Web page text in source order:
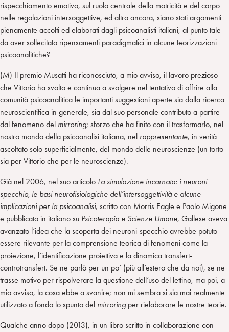
rispecchiamento emotivo, sul ruolo centrale della motricità e del corpo
nelle regolazioni intersoggettive, ed altro ancora, siano stati argomenti
pienamente accolti ed elaborati dagli psicoanalisti italiani, al punto tale
da aver sollecitato ripensamenti paradigmatici in alcune teorizzazioni
psicoanalitiche?
(M) Il premio Musatti ha riconosciuto, a mio avviso, il lavoro prezioso
che Vittorio ha svolto e continua a svolgere nel tentativo di offrire alla
comunità psicoanalitica le importanti suggestioni aperte sia dalla ricerca
neuroscientifica in generale, sia dal suo personale contributo a partire
dal fenomeno del mirroring; sforzo che ha finito con il trasformarlo, nel
nostro mondo della psicoanalisi italiana, nel rappresentante, in verità
ascoltato solo superficialmente, del mondo delle neuroscienze (un torto
sia per Vittorio che per le neuroscienze).
Già nel 2006, nel suo articolo La simulazione incarnata: i neuroni
specchio, le basi neurofisiologiche dell’intersoggettività e alcune
implicazioni per la psicoanalisi, scritto con Morris Eagle e Paolo Migone
e pubblicato in italiano su Psicoterapia e Scienze Umane, Gallese aveva
avanzato l’idea che la scoperta dei neuroni-specchio avrebbe potuto
essere rilevante per la comprensione teorica di fenomeni come la
proiezione, l’identificazione proiettiva e la dinamica transfert-
controtransfert. Se ne parlò per un po’ (più all’estero che da noi), se ne
trasse motivo per rispolverare la questione dell’uso del lettino, ma poi, a
mio avviso, la cosa ebbe a svanire; non mi sembra si sia mai realmente
utilizzato a fondo lo spunto del mirroring per rielaborare le nostre teorie.
Qualche anno dopo (2013), in un libro scritto in collaborazione con